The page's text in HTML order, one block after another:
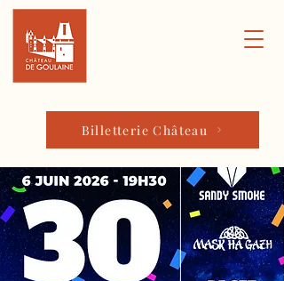
Billetterie Château